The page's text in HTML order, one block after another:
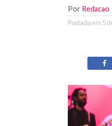
Por Redacao
Postado em 5